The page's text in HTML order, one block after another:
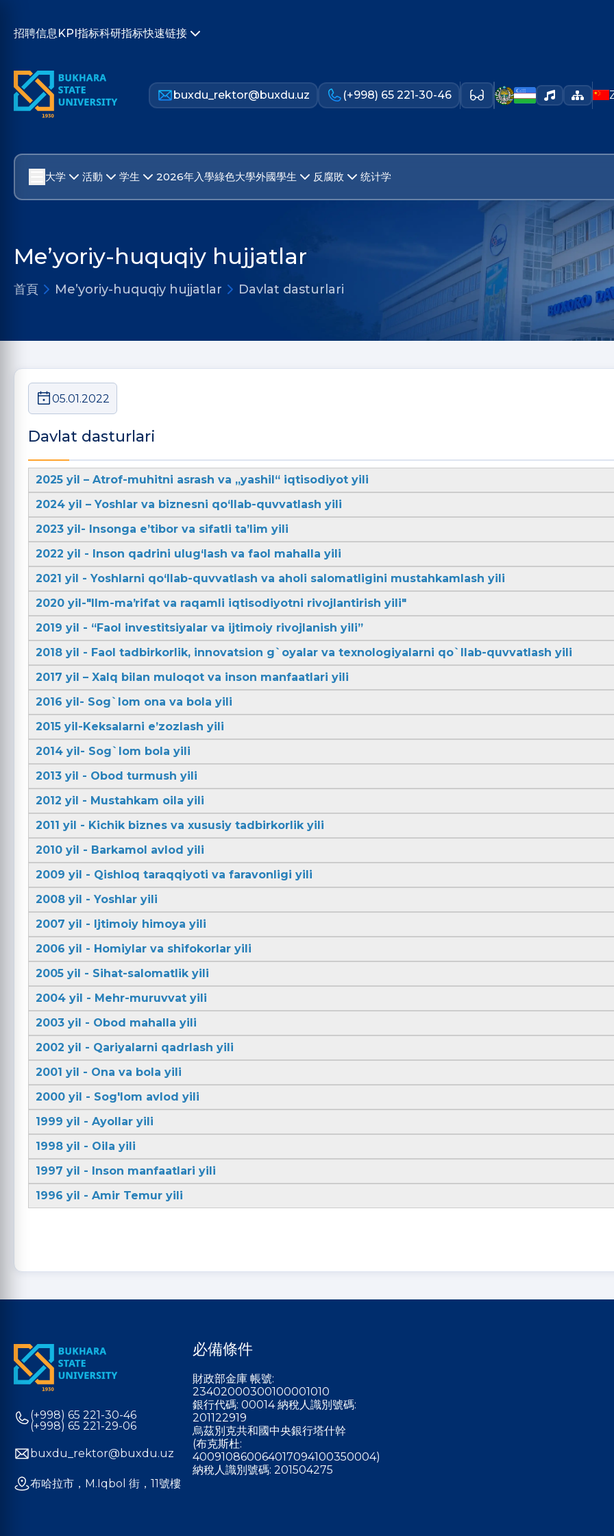
招聘信息KPI指标科研指标快速链接
buxdu_rektor@buxdu.uz (+998) 65 221-30-46
大学 活動 学生 2026年入學綠色大學外國學生 反腐敗 统计学
Me’yoriy-huquqiy hujjatlar
首頁 Me’yoriy-huquqiy hujjatlar Davlat dasturlari
05.01.2022
Davlat dasturlari
2025 yil – Atrof-muhitni asrash va „yashil“ iqtisodiyot yili
2024 yil – Yoshlar va biznesni qo‘llab-quvvatlash yili
2023 yil- Insonga e’tibor va sifatli ta’lim yili
2022 yil - Inson qadrini ulug‘lash va faol mahalla yili
2021 yil - Yoshlarni qo‘llab-quvvatlash va aholi salomatligini mustahkamlash yili
2020 yil-"Ilm-maʼrifat va raqamli iqtisodiyotni rivojlantirish yili"
2019 yil - “Faol investitsiyalar va ijtimoiy rivojlanish yili”
2018 yil - Faol tadbirkorlik, innovatsion g`oyalar va texnologiyalarni qo`llab-quvvatlash yili
2017 yil – Xalq bilan muloqot va inson manfaatlari yili
2016 yil- Sog`lom ona va bola yili
2015 yil-Keksalarni e’zozlash yili
2014 yil- Sog`lom bola yili
2013 yil - Obod turmush yili
2012 yil - Mustahkam oila yili
2011 yil - Kichik biznes va xususiy tadbirkorlik yili
2010 yil - Barkamol avlod yili
2009 yil - Qishloq taraqqiyoti va faravonligi yili
2008 yil - Yoshlar yili
2007 yil - Ijtimoiy himoya yili
2006 yil - Homiylar va shifokorlar yili
2005 yil - Sihat-salomatlik yili
2004 yil - Mehr-muruvvat yili
2003 yil - Obod mahalla yili
2002 yil - Qariyalarni qadrlash yili
2001 yil - Ona va bola yili
2000 yil - Sog'lom avlod yili
1999 yil - Ayollar yili
1998 yil - Oila yili
1997 yil - Inson manfaatlari yili
1996 yil - Amir Temur yili
(+998) 65 221-30-46
(+998) 65 221-29-06
buxdu_rektor@buxdu.uz
布哈拉市，M.Iqbol 街，11號樓
必備條件
財政部金庫 帳號:
23402000300100001010
銀行代碼: 00014 納稅人識別號碼:
201122919
烏茲別克共和國中央銀行塔什幹
(布克斯杜:
400910860064017094100350004)
納稅人識別號碼: 201504275